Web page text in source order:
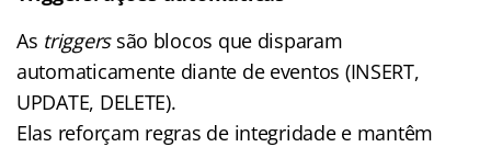
As triggerssão blocos que disparam
automaticamente diante de eventos (INSERT,
UPDATE, DELETE).
Elas reforçam regras de integridade e mantêm